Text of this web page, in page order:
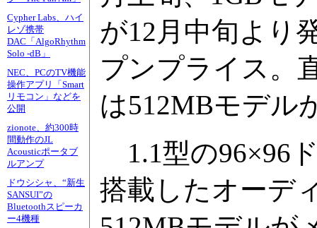
Cypher Labs、ハイ
レゾ携帯
DAC「AlgoRhythm
Solo -dB」
NEC、PCのTV機能
操作アプリ「Smart
リモコン」などを
公開
zionote、約300時
間動作のJL
Acousticポータブ
ルアンプ
ドウシシャ、“新生
SANSUI”の
Bluetoothスピーカ
ー4機種
が12月中旬より
プンプライス。
は512MBモデル
1.1型の96×96
搭載したオーデ